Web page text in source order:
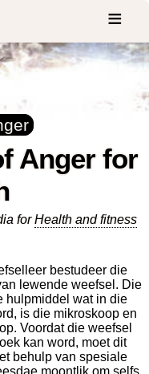
Anger for
forHealth and fitness
bestudeer die
lewende weefsel. Die
hulpmiddel wat in die
is die mikroskoop en
Voordat die weefsel
kan word, moet dit
behulp van spesiale